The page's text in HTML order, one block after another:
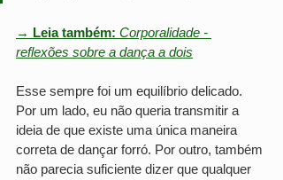
→ Leia também: Corporalidade -
reflexões sobre a dança a dois
Esse sempre foi um equilíbrio delicado.
Por um lado, eu não queria transmitir a
ideia de que existe uma única maneira
correta de dançar forró. Por outro, também
não parecia suficiente dizer que qualquer